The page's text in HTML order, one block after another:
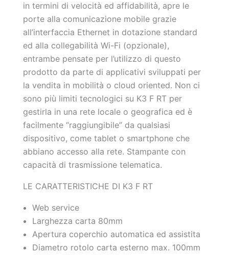
in termini di velocità ed affidabilità, apre le
porte alla comunicazione mobile grazie
all’interfaccia Ethernet in dotazione standard
ed alla collegabilità Wi-Fi (opzionale),
entrambe pensate per l’utilizzo di questo
prodotto da parte di applicativi sviluppati per
la vendita in mobilità o cloud oriented. Non ci
sono più limiti tecnologici su K3 F RT per
gestirla in una rete locale o geografica ed è
facilmente “raggiungibile” da qualsiasi
dispositivo, come tablet o smartphone che
abbiano accesso alla rete. Stampante con
capacità di trasmissione telematica.
LE CARATTERISTICHE DI K3 F RT
Web service
Larghezza carta 80mm
Apertura coperchio automatica ed assistita
Diametro rotolo carta esterno max. 100mm